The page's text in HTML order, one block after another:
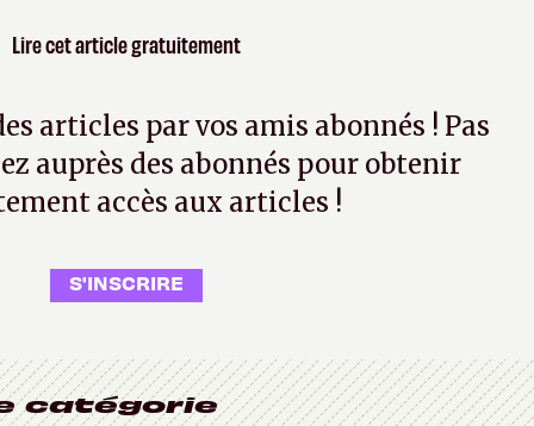
Lire cet article gratuitement
articles par vos amis abonnés ! Pas
auprès des abonnés pour obtenir
accès aux articles !
S'INSCRIRE
catégorie